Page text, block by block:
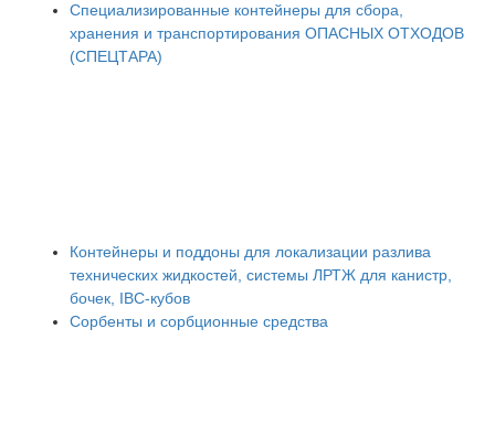
Специализированные контейнеры для сбора,
хранения и транспортирования ОПАСНЫХ ОТХОДОВ
(СПЕЦТАРА)
Контейнеры и поддоны для локализации разлива
технических жидкостей, системы ЛРТЖ для канистр,
бочек, IBC-кубов
Сорбенты и сорбционные средства